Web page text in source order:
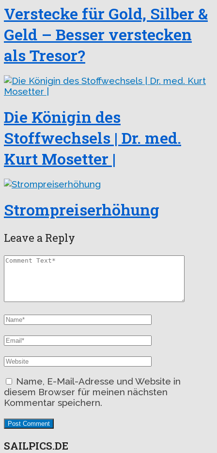
Verstecke für Gold, Silber &
Geld – Besser verstecken
als Tresor?
Die Königin des
Stoffwechsels | Dr. med.
Kurt Mosetter |
Strompreiserhöhung
Leave a Reply
Name, E-Mail-Adresse und Website in
diesem Browser für meinen nächsten
Kommentar speichern.
SAILPICS.DE